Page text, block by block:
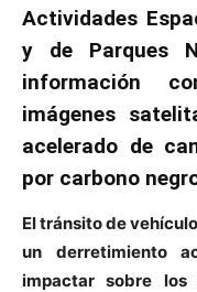
Actividades
y de Parques
información
imágenes
acelerado de
por carbono
El tránsito de
un derretimiento
impactar sobre